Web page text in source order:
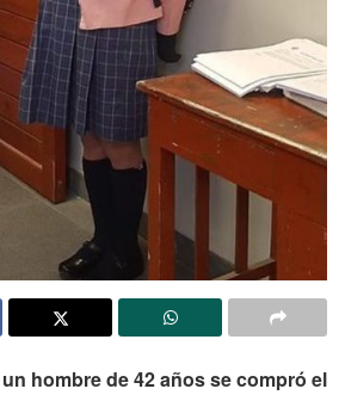
un hombre de 42 años se compró el